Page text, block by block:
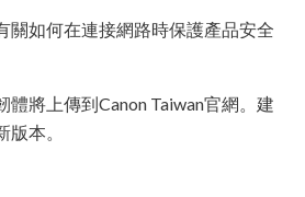
關如何在連接網路時保護產品安全
體將上傳到Canon Taiwan官網。建
本。